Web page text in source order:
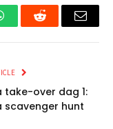
Reddit Email
take-over dag 1:
scavenger hunt